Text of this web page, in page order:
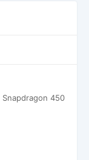
Snapdragon 450